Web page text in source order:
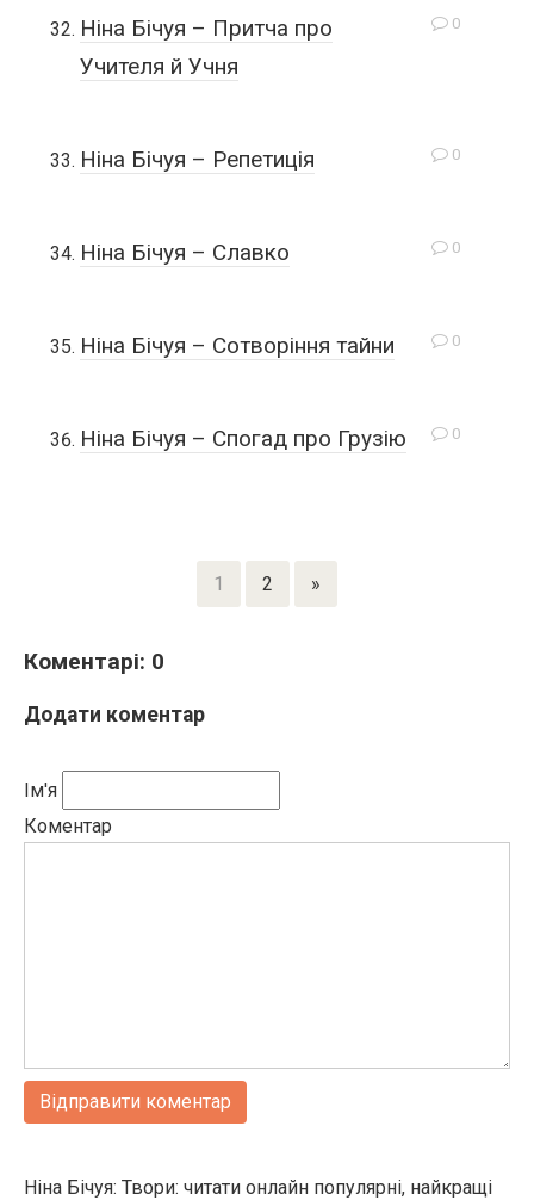
0
Ніна Бічуя – Притча про
Учителя й Учня
0
Ніна Бічуя – Репетиція
0
Ніна Бічуя – Славко
0
Ніна Бічуя – Сотворіння тайни
0
Ніна Бічуя – Спогад про Грузію
1 2 »
Коментарі: 0
Додати коментар
Ім'я
Коментар
Ніна Бічуя: Твори: читати онлайн популярні, найкращі